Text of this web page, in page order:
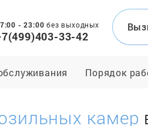
- 23:00без выходных
33-42
Порядок
камер